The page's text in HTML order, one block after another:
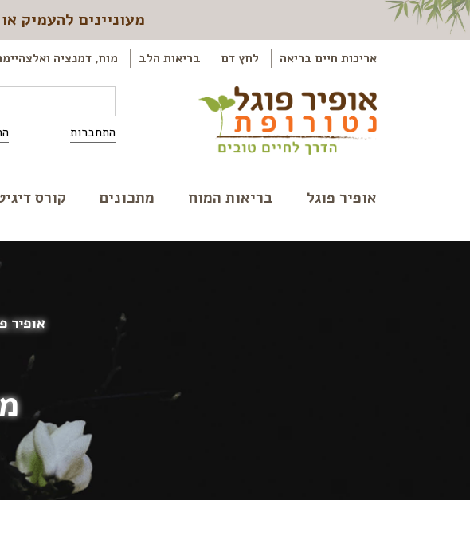
מעוניינים להעמיק
אריכות חיים בריאה לחץ דם בריאות הלב מוח, דמנציה
התחברות
אופיר פוגל בריאות המוח מתכונים קורס
אופיר